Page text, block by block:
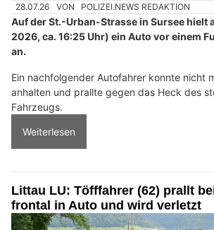
28.07.26 VON POLIZEI.NEWS REDAKTION
Auf der St.-Urban-Strasse in Sursee hielt
2026, ca. 16:25 Uhr) ein Auto vor einem
an.
Ein nachfolgender Autofahrer konnte nicht
anhalten und prallte gegen das Heck des
Fahrzeugs.
Weiterlesen
Littau LU: Töfffahrer (62) prallt
frontal in Auto und wird verletzt